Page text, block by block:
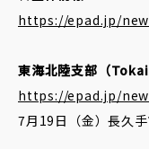
https://epad.jp/
東海北陸支部（
https://epad.jp/
7月19日（金）長久